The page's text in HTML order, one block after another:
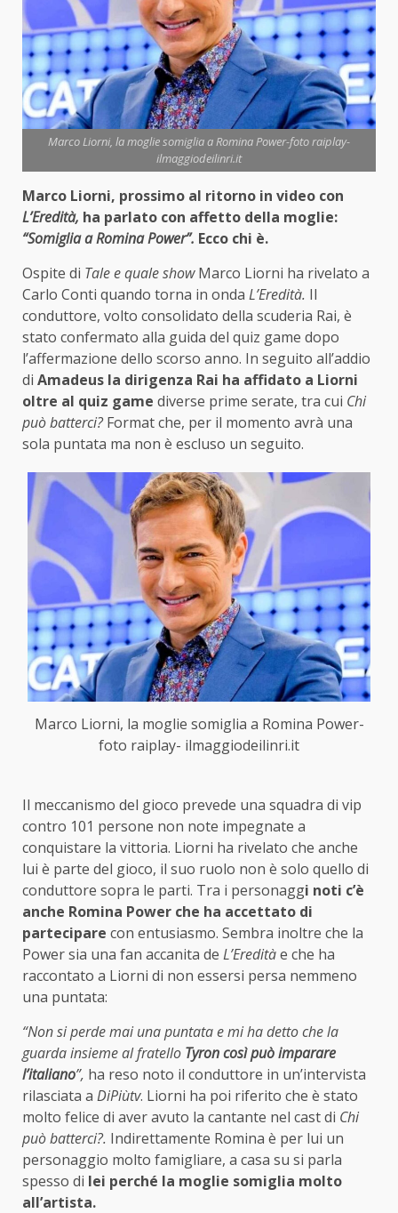
Marco Liorni, la moglie somiglia a Romina Power-foto raiplay-
ilmaggiodeilinri.it
Marco Liorni, prossimo al ritorno in video con
L’Eredità, ha parlato con affetto della moglie:
“Somiglia a Romina Power”. Ecco chi è.
Ospite di Tale e quale showMarco Liorni ha rivelato a
Carlo Conti quando torna in onda L’Eredità. Il
conduttore, volto consolidato della scuderia Rai, è
stato confermato alla guida del quiz game dopo
l’affermazione dello scorso anno. In seguito all’addio
di Amadeus la dirigenza Rai ha affidato a Liorni
oltre al quiz game diverse prime serate, tra cui Chi
può batterci?Format che, per il momento avrà una
sola puntata ma non è escluso un seguito.
Marco Liorni, la moglie somiglia a Romina Power-
foto raiplay- ilmaggiodeilinri.it
Il meccanismo del gioco prevede una squadra di vip
contro 101 persone non note impegnate a
conquistare la vittoria. Liorni ha rivelato che anche
lui è parte del gioco, il suo ruolo non è solo quello di
conduttore sopra le parti. Tra i personaggi noti c’è
anche Romina Power che ha accettato di
partecipare con entusiasmo. Sembra inoltre che la
Power sia una fan accanita de L’Ereditàe che ha
raccontato a Liorni di non essersi persa nemmeno
una puntata:
“Non si perde mai una puntata e mi ha detto che la
guarda insieme al fratello Tyron così può imparare
l’italiano”, ha reso noto il conduttore in un’intervista
rilasciata a DiPiùtv. Liorni ha poi riferito che è stato
molto felice di aver avuto la cantante nel cast di Chi
può batterci?. Indirettamente Romina è per lui un
personaggio molto famigliare, a casa su si parla
spesso di lei perché la moglie somiglia molto
all’artista.